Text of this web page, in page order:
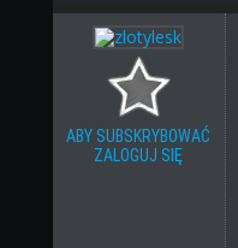
ABY SUBSKRYBOWAĆ
ZALOGUJ SIĘ